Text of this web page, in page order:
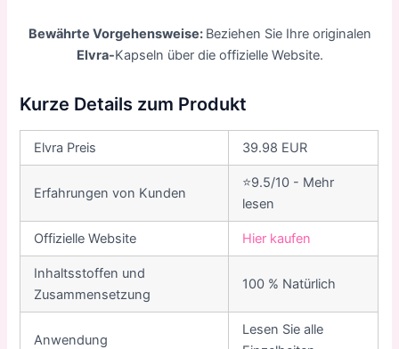
Bewährte Vorgehensweise: Beziehen Sie Ihre originalen
Elvra-Kapseln über die offizielle Website.
Kurze Details zum Produkt
Elvra Preis 39.98 EUR
Erfahrungen von Kunden
⭐9.5/10 - Mehr
lesen
Offizielle Website Hier kaufen
Inhaltsstoffen und
Zusammensetzung
100 % Natürlich
Anwendung
Lesen Sie alle